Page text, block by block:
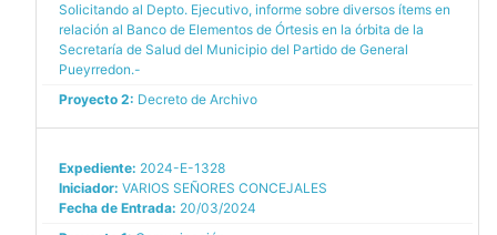
Solicitando al Depto. Ejecutivo, informe sobre diversos ítems en
relación al Banco de Elementos de Órtesis en la órbita de la
Secretaría de Salud del Municipio del Partido de General
Pueyrredon.-
Proyecto 2: Decreto de Archivo
Expediente: 2024-E-1328
Iniciador: VARIOS SEÑORES CONCEJALES
Fecha de Entrada: 20/03/2024